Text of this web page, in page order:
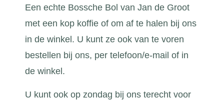
Een echte Bossche Bol van Jan de Groot
met een kop koffie of om af te halen bij ons
in de winkel. U kunt ze ook van te voren
bestellen bij ons, per telefoon/e-mail of in
de winkel.
U kunt ook op zondag bij ons terecht voor